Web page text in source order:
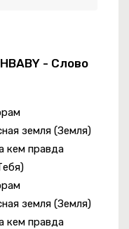
- Слово
земля (Земля)
кем правда
земля (Земля)
кем правда